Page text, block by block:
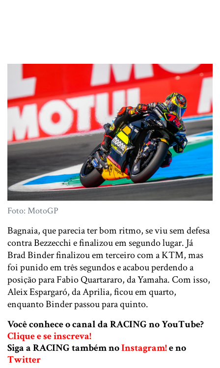
Foto: MotoGP
Bagnaia, que parecia ter bom ritmo, se viu sem defesa
contra Bezzecchi e finalizou em segundo lugar. Já
Brad Binder finalizou em terceiro com a KTM, mas
foi punido em três segundos e acabou perdendo a
posição para Fabio Quartararo, da Yamaha. Com isso,
Aleix Espargaró, da Aprilia, ficou em quarto,
enquanto Binder passou para quinto.
Você conhece o canal da RACING no YouTube?
Clique e se inscreva!
Siga a RACING também noInstagram!e no
Twitter